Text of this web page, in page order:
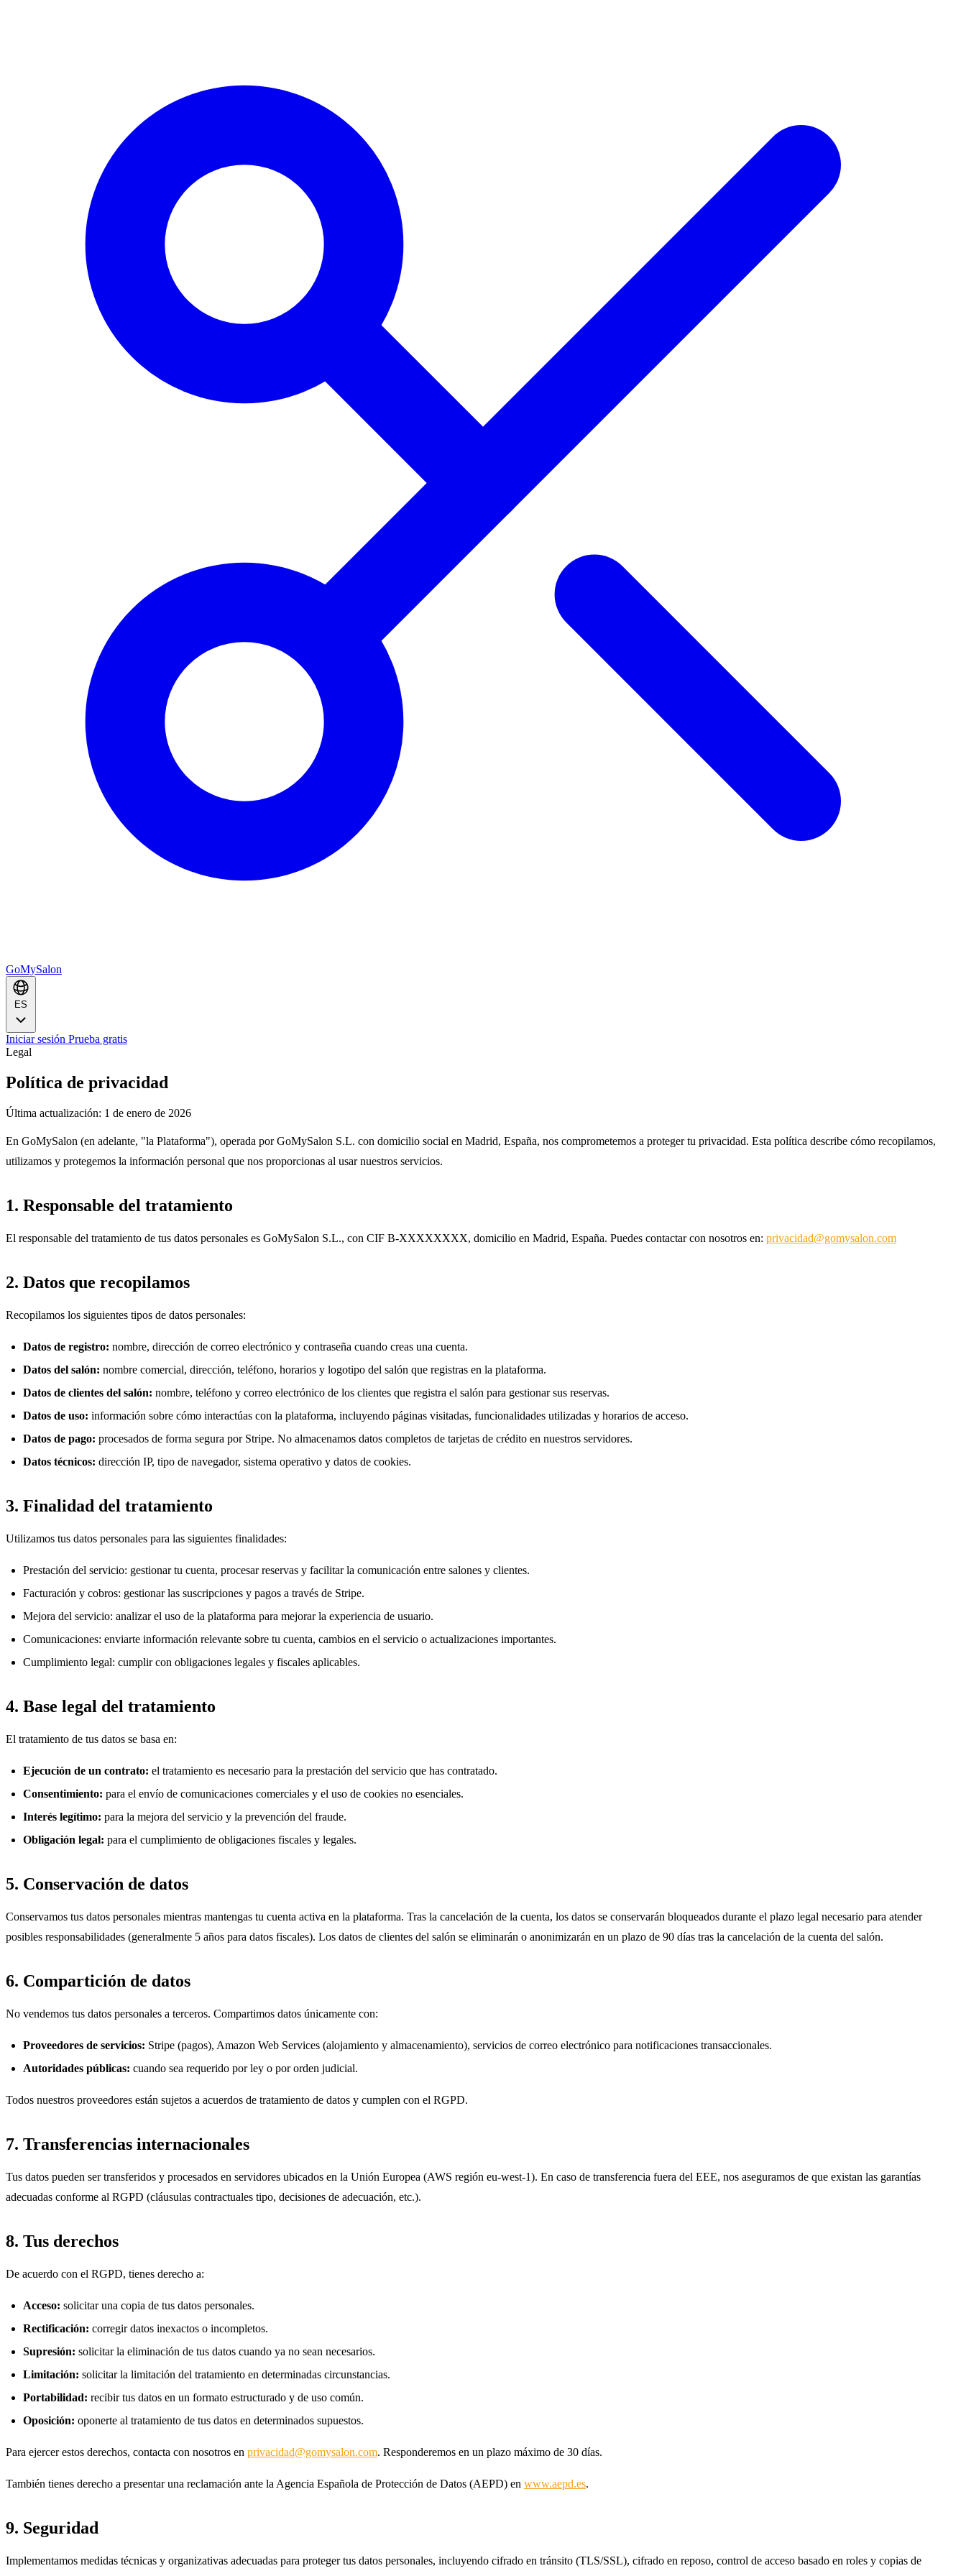
GoMySalon
ES
Iniciar sesión Prueba gratis
Legal
Política de privacidad
Última actualización: 1 de enero de 2026
En GoMySalon (en adelante, "la Plataforma"), operada por GoMySalon S.L. con domicilio social en Madrid, España, nos comprometemos a proteger tu privacidad. Esta política describe cómo recopilamos,
utilizamos y protegemos la información personal que nos proporcionas al usar nuestros servicios.
1. Responsable del tratamiento
El responsable del tratamiento de tus datos personales es GoMySalon S.L., con CIF B-XXXXXXXX, domicilio en Madrid, España. Puedes contactar con nosotros en: privacidad@gomysalon.com
2. Datos que recopilamos
Recopilamos los siguientes tipos de datos personales:
Datos de registro: nombre, dirección de correo electrónico y contraseña cuando creas una cuenta.
Datos del salón: nombre comercial, dirección, teléfono, horarios y logotipo del salón que registras en la plataforma.
Datos de clientes del salón: nombre, teléfono y correo electrónico de los clientes que registra el salón para gestionar sus reservas.
Datos de uso: información sobre cómo interactúas con la plataforma, incluyendo páginas visitadas, funcionalidades utilizadas y horarios de acceso.
Datos de pago: procesados de forma segura por Stripe. No almacenamos datos completos de tarjetas de crédito en nuestros servidores.
Datos técnicos: dirección IP, tipo de navegador, sistema operativo y datos de cookies.
3. Finalidad del tratamiento
Utilizamos tus datos personales para las siguientes finalidades:
Prestación del servicio: gestionar tu cuenta, procesar reservas y facilitar la comunicación entre salones y clientes.
Facturación y cobros: gestionar las suscripciones y pagos a través de Stripe.
Mejora del servicio: analizar el uso de la plataforma para mejorar la experiencia de usuario.
Comunicaciones: enviarte información relevante sobre tu cuenta, cambios en el servicio o actualizaciones importantes.
Cumplimiento legal: cumplir con obligaciones legales y fiscales aplicables.
4. Base legal del tratamiento
El tratamiento de tus datos se basa en:
Ejecución de un contrato: el tratamiento es necesario para la prestación del servicio que has contratado.
Consentimiento: para el envío de comunicaciones comerciales y el uso de cookies no esenciales.
Interés legítimo: para la mejora del servicio y la prevención del fraude.
Obligación legal: para el cumplimiento de obligaciones fiscales y legales.
5. Conservación de datos
Conservamos tus datos personales mientras mantengas tu cuenta activa en la plataforma. Tras la cancelación de la cuenta, los datos se conservarán bloqueados durante el plazo legal necesario para atender
posibles responsabilidades (generalmente 5 años para datos fiscales). Los datos de clientes del salón se eliminarán o anonimizarán en un plazo de 90 días tras la cancelación de la cuenta del salón.
6. Compartición de datos
No vendemos tus datos personales a terceros. Compartimos datos únicamente con:
Proveedores de servicios: Stripe (pagos), Amazon Web Services (alojamiento y almacenamiento), servicios de correo electrónico para notificaciones transaccionales.
Autoridades públicas: cuando sea requerido por ley o por orden judicial.
Todos nuestros proveedores están sujetos a acuerdos de tratamiento de datos y cumplen con el RGPD.
7. Transferencias internacionales
Tus datos pueden ser transferidos y procesados en servidores ubicados en la Unión Europea (AWS región eu-west-1). En caso de transferencia fuera del EEE, nos aseguramos de que existan las garantías
adecuadas conforme al RGPD (cláusulas contractuales tipo, decisiones de adecuación, etc.).
8. Tus derechos
De acuerdo con el RGPD, tienes derecho a:
Acceso: solicitar una copia de tus datos personales.
Rectificación: corregir datos inexactos o incompletos.
Supresión: solicitar la eliminación de tus datos cuando ya no sean necesarios.
Limitación: solicitar la limitación del tratamiento en determinadas circunstancias.
Portabilidad: recibir tus datos en un formato estructurado y de uso común.
Oposición: oponerte al tratamiento de tus datos en determinados supuestos.
Para ejercer estos derechos, contacta con nosotros en privacidad@gomysalon.com. Responderemos en un plazo máximo de 30 días.
También tienes derecho a presentar una reclamación ante la Agencia Española de Protección de Datos (AEPD) en www.aepd.es.
9. Seguridad
Implementamos medidas técnicas y organizativas adecuadas para proteger tus datos personales, incluyendo cifrado en tránsito (TLS/SSL), cifrado en reposo, control de acceso basado en roles y copias de